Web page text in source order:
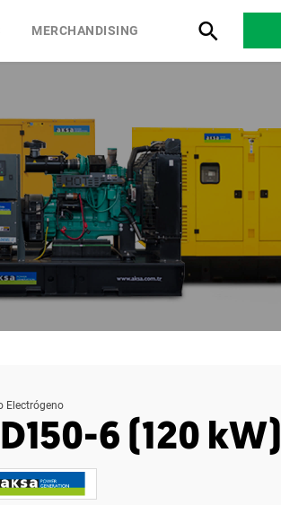
MERCHANDISING
Electrógeno
6 (120 kW)